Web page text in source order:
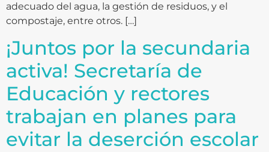
adecuado del agua, la gestión de residuos, y el
compostaje, entre otros. […]
¡Juntos por la secundaria
activa! Secretaría de
Educación y rectores
trabajan en planes para
evitar la deserción escolar